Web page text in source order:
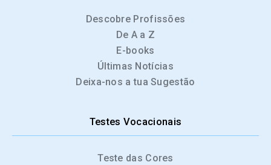
Descobre Profissões
De A a Z
E-books
Últimas Notícias
Deixa-nos a tua Sugestão
Testes Vocacionais
Teste das Cores